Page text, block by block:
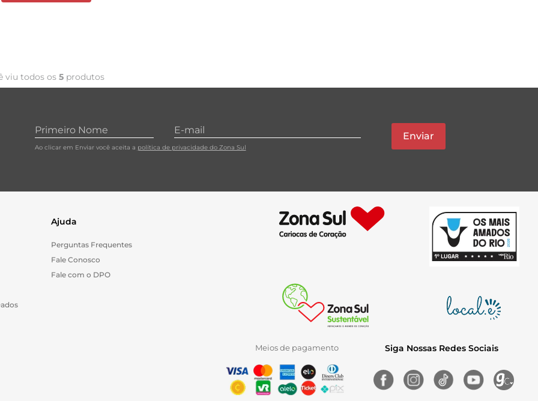
viu todos os5 produtos
Ao clicar em Enviar você aceita a política de privacidade do Zona Sul
Enviar
Ajuda
Perguntas Frequentes
Fale Conosco
Fale com o DPO
Meios de pagamento Siga Nossas Redes Sociais